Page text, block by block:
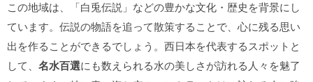
この地域は、「白兎伝説」などの豊かな文化・歴史を背景にし
ています。伝説の物語を追って散策することで、心に残る思い
出を作ることができるでしょう。西日本を代表するスポットと
して、 名水百選にも数えられる水の美しさが訪れる人々を魅了